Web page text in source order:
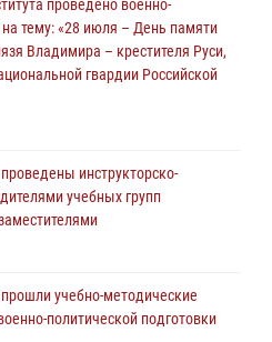
проведено военно-
тему: «28 июля – День памяти
Владимира – крестителя Руси,
гвардии Российской
инструкторско-
учебных групп
учебно-методические
политической подготовки